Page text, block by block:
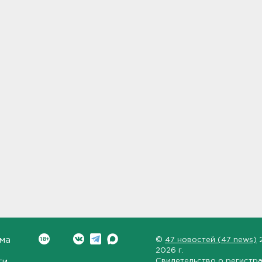
© 47 новостей (47 news)
2026 г.